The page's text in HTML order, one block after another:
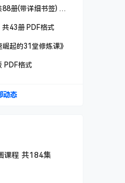
88册(带详细书签) 汉
共43册 PDF格式
起的31堂修炼课》
PDF格式
动态
课程 共184集